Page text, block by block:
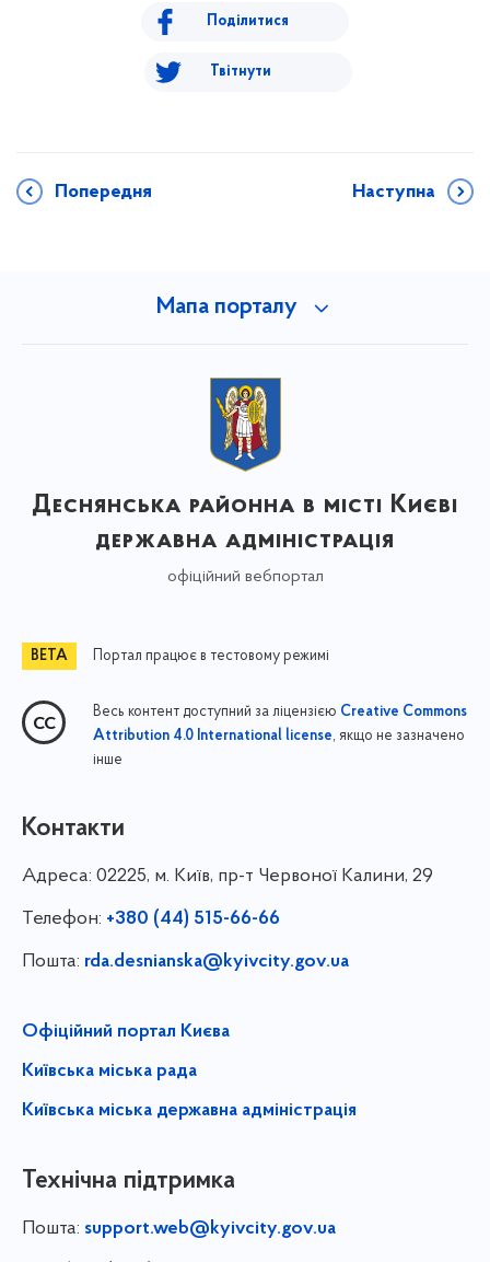
Поділитися
Твітнути
Попередня Наступна
Мапа порталу
Деснянська районна в місті Києві
державна адміністрація
офіційний вебпортал
Портал працює в тестовому режимі
Весь контент доступний за ліцензією Creative Commons
Attribution 4.0 International license, якщо не зазначено
інше
Контакти
Адреса: 02225, м. Київ, пр-т Червоної Калини, 29
Телефон: +380 (44) 515-66-66
Пошта: rda.desnianska@kyivcity.gov.ua
Офіційний портал Києва
Київська міська рада
Київська міська державна адміністрація
Технічна підтримка
Пошта: support.web@kyivcity.gov.ua